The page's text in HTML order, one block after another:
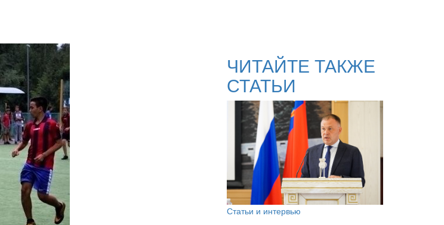
ЧИТАЙТЕ ТАКЖЕ
СТАТЬИ
Статьи и интервью